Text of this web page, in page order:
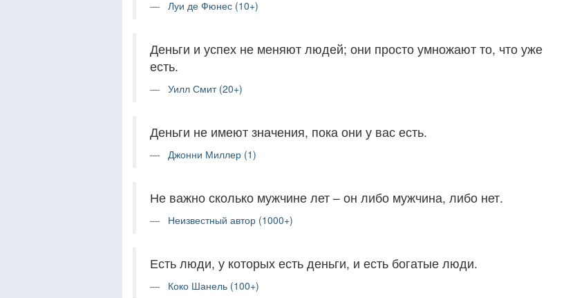
Луи де Фюнес (10+)
Деньги и успех не меняют людей; они просто умножают то, что уже
есть.
Уилл Смит (20+)
Деньги не имеют значения, пока они у вас есть.
Джонни Миллер (1)
Не важно сколько мужчине лет – он либо мужчина, либо нет.
Неизвестный автор (1000+)
Есть люди, у которых есть деньги, и есть богатые люди.
Коко Шанель (100+)